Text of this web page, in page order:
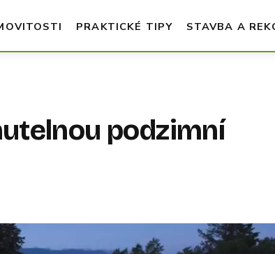
PRAKTICKÉ TIPY STAVBA A
podzimní